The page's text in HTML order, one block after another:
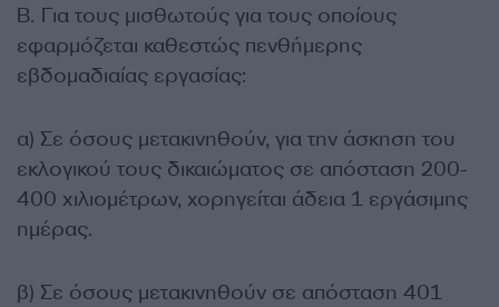
Β. Για τους μισθωτούς για τους οποίους
εφαρμόζεται καθεστώς πενθήμερης
εβδομαδιαίας εργασίας:
α) Σε όσους μετακινηθούν, για την άσκηση του
εκλογικού τους δικαιώματος σε απόσταση 200-
400 χιλιομέτρων, χορηγείται άδεια 1 εργάσιμης
ημέρας.
β) Σε όσους μετακινηθούν σε απόσταση 401